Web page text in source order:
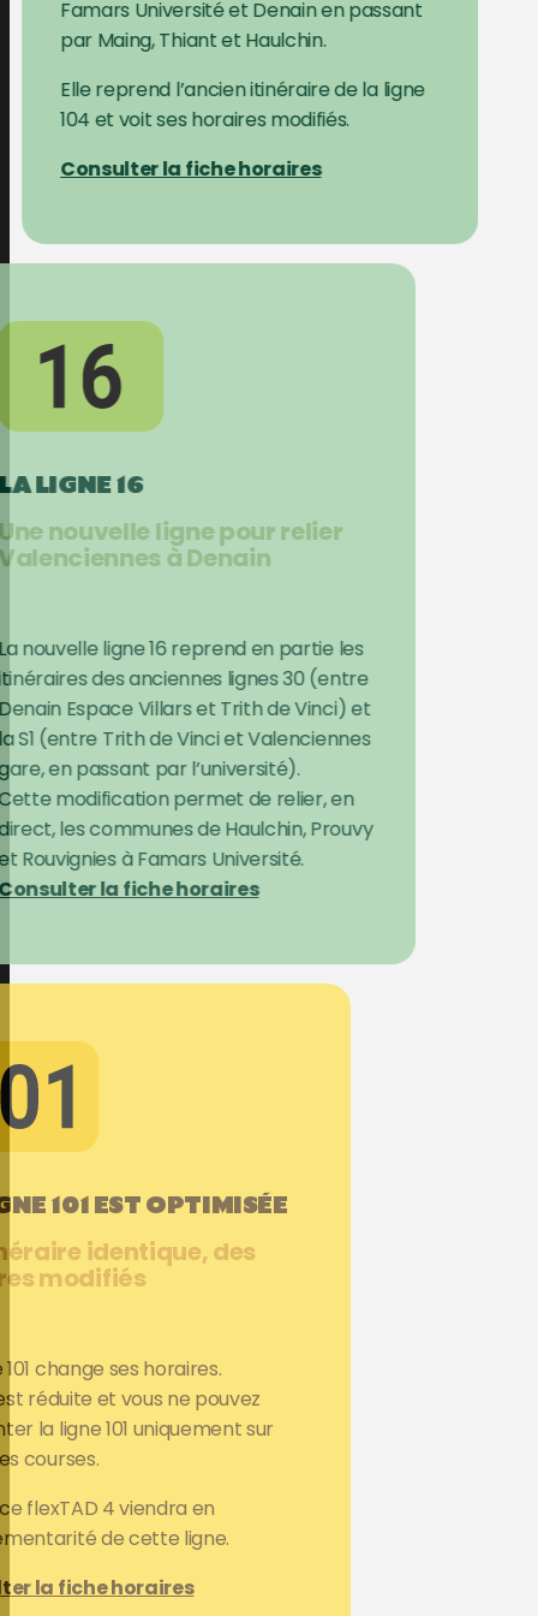
Famars Université et Denain en passant
par Maing, Thiant et Haulchin.
Elle reprend l’ancien itinéraire de la ligne
104 et voit ses horaires modifiés.
Consulter la fiche horaires
LIGNE 16
nouvelle ligne pour relier
à Denain
nouvelle ligne 16 reprend en partie les
des anciennes lignes 30 (entre
Espace Villars et Trith de Vinci) et
S1 (entre Trith de Vinci et Valenciennes
en passant par l’université).
modification permet de relier, en
les communes de Haulchin, Prouvy
Rouvignies à Famars Université.
la fiche horaires
101 EST OPTIMISÉE
identique, des
modifiés
101 change ses horaires.
réduite et vous ne pouvez
la ligne 101 uniquement sur
courses.
flexTAD 4 viendra en
de cette ligne.
la fiche horaires